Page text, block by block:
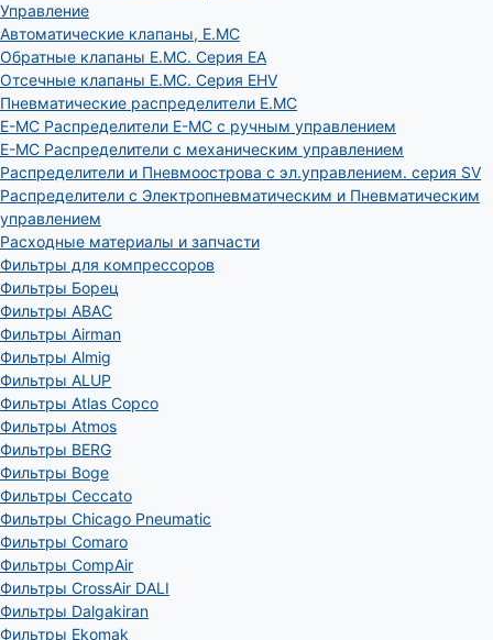
Управление
Автоматические клапаны, Е.МС
Обратные клапаны E.MC. Серия EA
Отсечные клапаны E.MC. Серия EHV
Пневматические распределители E.MC
E-MC Распределители E-MC с ручным управлением
E-MC Распределители с механическим управлением
Распределители и Пневмоострова с эл.управлением. серия SV
Распределители с Электропневматическим и Пневматическим
управлением
Расходные материалы и запчасти
Фильтры для компрессоров
Фильтры Борец
Фильтры ABAC
Фильтры Airman
Фильтры Almig
Фильтры ALUP
Фильтры Atlas Copco
Фильтры Atmos
Фильтры BERG
Фильтры Boge
Фильтры Ceccato
Фильтры Chicago Pneumatic
Фильтры Comaro
Фильтры CompAir
Фильтры CrossAir DALI
Фильтры Dalgakiran
Фильтры Ekomak